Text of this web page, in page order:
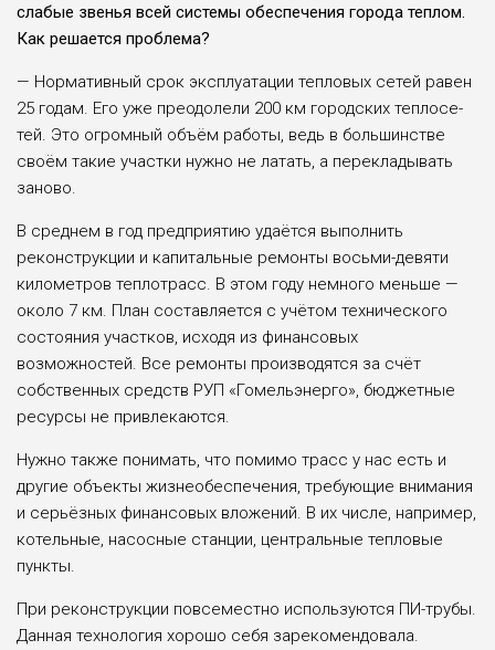
сла­бые звенья всей систе­мы обеспечения города теплом.
Как решается проблема?
— Нормативный срок эксплуатации тепловых сетей равен
25 годам. Его уже преодолели 200 км городских теплосе­
тей. Это огромный объём работы, ведь в большин­стве
своём такие участки нужно не латать, а пере­кладывать
заново.
В среднем в год пред­приятию удаётся выпол­нить
реконструкции и капитальные ремонты восьми-девяти
киломе­тров теплотрасс. В этом году немного меньше —
около 7 км. План состав­ляется с учётом техниче­ского
состояния участ­ков, исходя из финансо­вых
возможностей. Все ремонты производятся за счёт
собственных средств РУП «Гомельэнерго», бюджетные
ресурсы не привлекаются.
Нужно также пони­мать, что помимо трасс у нас есть и
другие объекты жизнеобеспечения, требу­ющие внимания
и серьёз­ных финансовых вложе­ний. В их числе, напри­мер,
котельные, насосные станции, центральные тепловые
пункты.
При реконструкции повсеместно использу­ются ПИ-трубы.
Данная технология хорошо себя зарекомендовала.